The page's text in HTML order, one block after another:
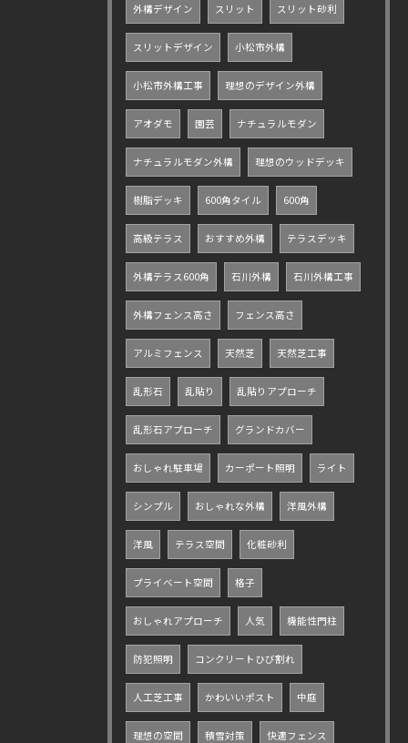
外構デザイン スリット スリット砂利
スリットデザイン 小松市外構
小松市外構工事 理想のデザイン外構
アオダモ 園芸 ナチュラルモダン
ナチュラルモダン外構 理想のウッドデッキ
樹脂デッキ 600角タイル 600角
高級テラス おすすめ外構 テラスデッキ
外構テラス600角 石川外構 石川外構工事
外構フェンス高さ フェンス高さ
アルミフェンス 天然芝 天然芝工事
乱形石 乱貼り 乱貼りアプローチ
乱形石アプローチ グランドカバー
おしゃれ駐車場 カーポート照明 ライト
シンプル おしゃれな外構 洋風外構
洋風 テラス空間 化粧砂利
プライベート空間 格子
おしゃれアプローチ 人気 機能性門柱
防犯照明 コンクリートひび割れ
人工芝工事 かわいいポスト 中庭
理想の空間 積雪対策 快適フェンス